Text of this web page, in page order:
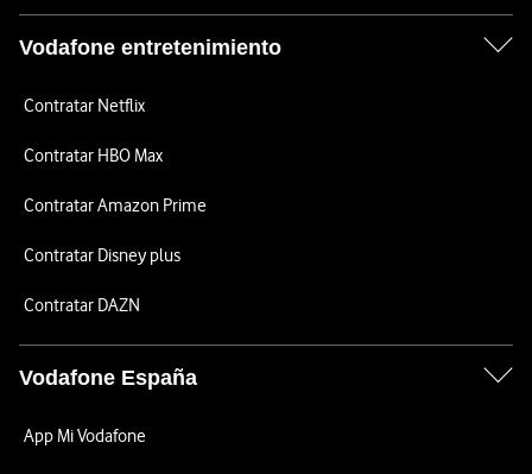
Vodafone entretenimiento
Contratar Netflix
Contratar HBO Max
Contratar Amazon Prime
Contratar Disney plus
Contratar DAZN
Vodafone España
App Mi Vodafone